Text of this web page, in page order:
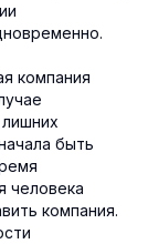
компания
быть
человека
компания.